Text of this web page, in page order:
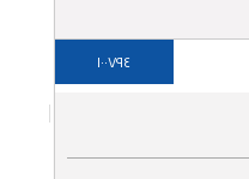
١٠٠٧٩٤